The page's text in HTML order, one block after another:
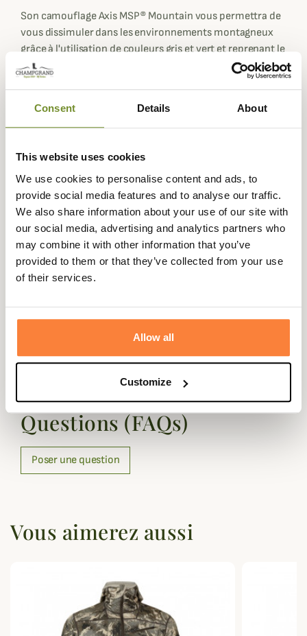
Consent Details About
This website uses cookies
We use cookies to personalise content and ads, to
provide social media features and to analyse our traffic.
We also share information about your use of our site with
our social media, advertising and analytics partners who
may combine it with other information that you’ve
provided to them or that they’ve collected from your use
of their services.
Allow all
Customize
Son camouflage Axis MSP® Mountain vous permettra de
vous dissimuler dans les environnements montagneux
grâce à l'utilisation de couleurs gris et vert et reprenant le
relief de la pierre, de la neige et de la végétation.
Ce modèle technique est équipé d'une poche radio au
niveau de la poitrine, d'une fermeture éclair
avec un sac à dos.
Fiche technique
Composition 95% Polyester, 5% Elasthanne
Coloris Blanc, Camouflage , Gris
Matière Élasthanne, Polaire, Polyester
Questions (FAQs)
Questions (FAQs)
Poser une question
Vous aimerez aussi